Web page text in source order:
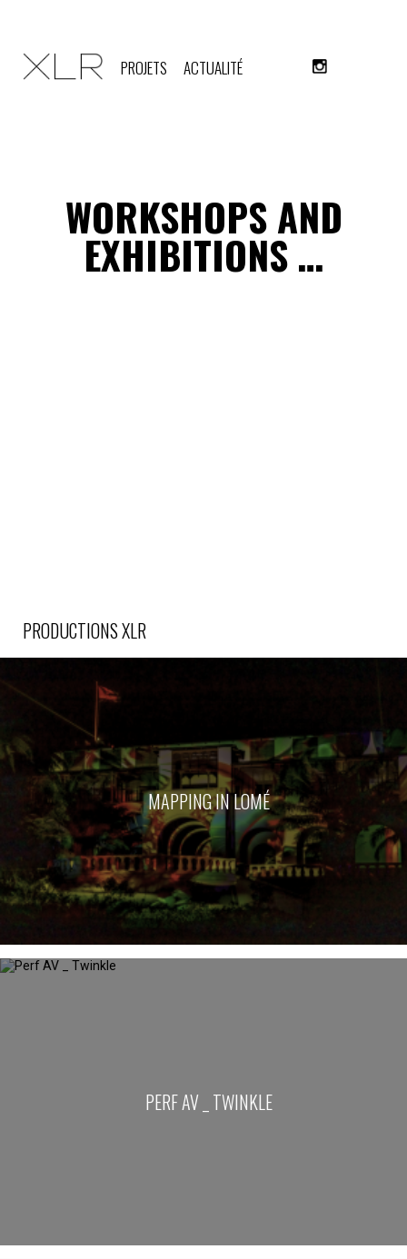
PROJETS ACTUALITÉ
WORKSHOPS AND
EXHIBITIONS …
PRODUCTIONS XLR
MAPPING IN LOMÉ
PERF AV _ TWINKLE